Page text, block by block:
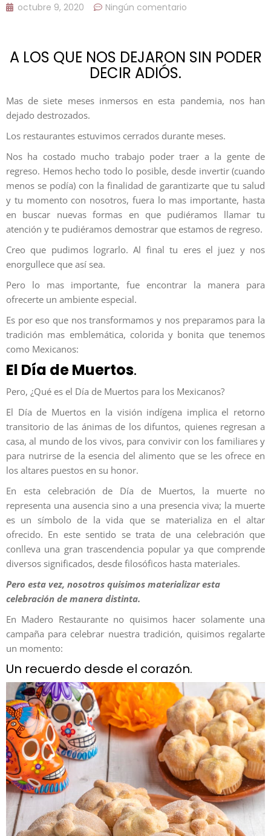
octubre 9, 2020 Ningún comentario
A LOS QUE NOS DEJARON SIN PODER
DECIR ADIÓS.
Mas de siete meses inmersos en esta pandemia, nos han
dejado destrozados.
Los restaurantes estuvimos cerrados durante meses.
Nos ha costado mucho trabajo poder traer a la gente de
regreso. Hemos hecho todo lo posible, desde invertir (cuando
menos se podía) con la finalidad de garantizarte que tu salud
y tu momento con nosotros, fuera lo mas importante, hasta
en buscar nuevas formas en que pudiéramos llamar tu
atención y te pudiéramos demostrar que estamos de regreso.
Creo que pudimos lograrlo. Al final tu eres el juez y nos
enorgullece que así sea.
Pero lo mas importante, fue encontrar la manera para
ofrecerte un ambiente especial.
Es por eso que nos transformamos y nos preparamos para la
tradición mas emblemática, colorida y bonita que tenemos
como Mexicanos:
El Día de Muertos.
Pero, ¿Qué es el Día de Muertos para los Mexicanos?
El Día de Muertos en la visión indígena implica el retorno
transitorio de las ánimas de los difuntos, quienes regresan a
casa, al mundo de los vivos, para convivir con los familiares y
para nutrirse de la esencia del alimento que se les ofrece en
los altares puestos en su honor.
En esta celebración de Día de Muertos, la muerte no
representa una ausencia sino a una presencia viva; la muerte
es un símbolo de la vida que se materializa en el altar
ofrecido. En este sentido se trata de una celebración que
conlleva una gran trascendencia popular ya que comprende
diversos significados, desde filosóficos hasta materiales.
Pero esta vez, nosotros quisimos materializar esta
celebración de manera distinta.
En Madero Restaurante no quisimos hacer solamente una
campaña para celebrar nuestra tradición, quisimos regalarte
un momento:
Un recuerdo desde el corazón.